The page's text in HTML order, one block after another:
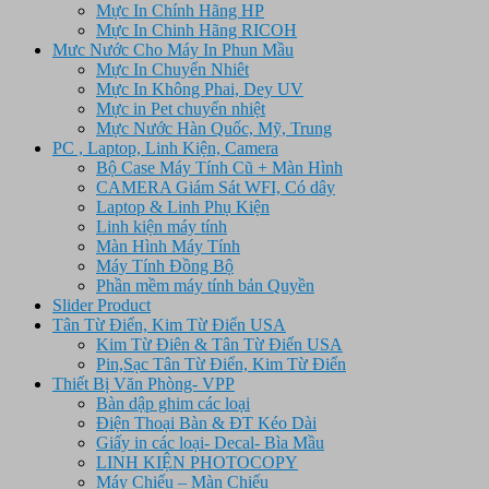
Mực In Chính Hãng HP
Mực In Chinh Hãng RICOH
Mưc Nước Cho Máy In Phun Mầu
Mực In Chuyển Nhiêt
Mực In Không Phai, Dey UV
Mực in Pet chuyển nhiệt
Mực Nước Hàn Quốc, Mỹ, Trung
PC , Laptop, Linh Kiện, Camera
Bộ Case Máy Tính Cũ + Màn Hình
CAMERA Giám Sát WFI, Có dây
Laptop & Linh Phụ Kiện
Linh kiện máy tính
Màn Hình Máy Tính
Máy Tính Đồng Bộ
Phần mềm máy tính bản Quyền
Slider Product
Tân Từ Điển, Kim Từ Điển USA
Kim Từ Điên & Tân Từ Điển USA
Pin,Sạc Tân Từ Điển, Kim Từ Điển
Thiết Bị Văn Phòng- VPP
Bàn dập ghim các loại
Điện Thoại Bàn & ĐT Kéo Dài
Giấy in các loại- Decal- Bìa Mầu
LINH KIỆN PHOTOCOPY
Máy Chiếu – Màn Chiếu